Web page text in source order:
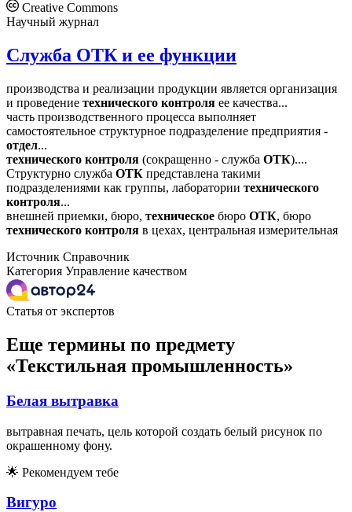
Creative Commons
Научный журнал
Служба ОТК и ее функции
производства и реализации продукции является организация
и проведение технического контроля ее качества...
часть производственного процесса выполняет
самостоятельное структурное подразделение предприятия -
отдел...
технического контроля (сокращенно - служба ОТК)....
Структурно служба ОТК представлена такими
подразделениями как группы, лаборатории технического
контроля...
внешней приемки, бюро, техническое бюро ОТК, бюро
технического контроля в цехах, центральная измерительная
Источник Справочник
Категория Управление качеством
Статья от экспертов
Еще термины по предмету
«Текстильная промышленность»
Белая вытравка
вытравная печать, цель которой создать белый рисунок по
окрашенному фону.
🌟 Рекомендуем тебе
Вигуро